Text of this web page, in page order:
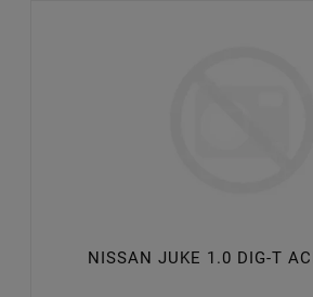
NISSAN JUKE 1.0 DIG-T